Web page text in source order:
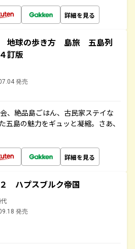
詳細を見る
地球の歩き方 島旅 五島列
訂版
発売
、絶品島ごはん、古民家ステイな
五島の魅力をギュッと凝縮。さあ、
詳細を見る
ハプスブルク帝国
発売